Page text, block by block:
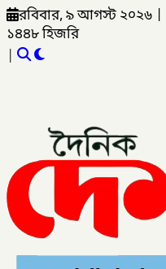
রবিবার, ৯ আগস্ট ২০২৬
১৪৪৮ হিজরি
|